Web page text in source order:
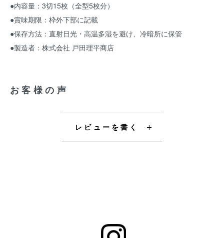
●内容量：3切15枚（全型5枚分）
●賞味期限：枠外下部に記載
●保存方法：直射日光・高温多湿を避け、冷暗所に保管
●製造者：株式会社 戸田理平商店
お客様の声
レビューを書く